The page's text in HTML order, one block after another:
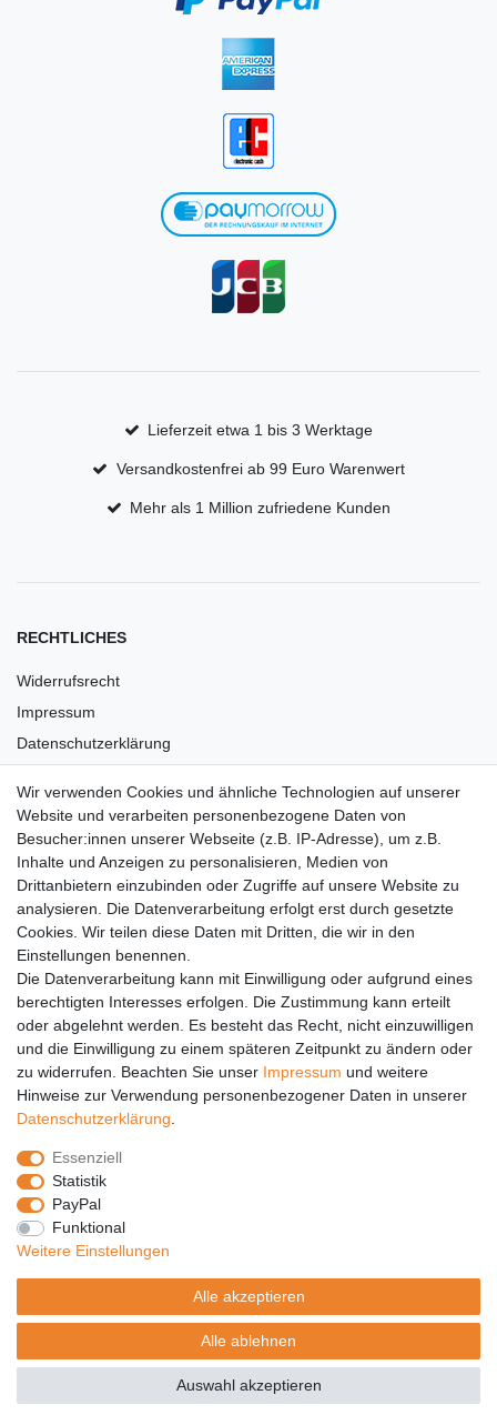
Lieferzeit etwa 1 bis 3 Werktage
Versandkostenfrei ab 99 Euro Warenwert
Mehr als 1 Million zufriedene Kunden
RECHTLICHES
Widerrufsrecht
Impressum
Datenschutzerklärung
Versandkosten
Barrierefreiheit
Anleitungen
Vertrag widerrufen
PARTNER
DHL
GLS
PaketPLUS
SPONSORING
Malchower SV 90
Malchower Wölfe
ZERTIFIKATE
Händlerbund
Trusted Shops
Wir verwenden Cookies und ähnliche Technologien auf unserer
Website und verarbeiten personenbezogene Daten von
Besucher:innen unserer Webseite (z.B. IP-Adresse), um z.B.
Inhalte und Anzeigen zu personalisieren, Medien von
Drittanbietern einzubinden oder Zugriffe auf unsere Website zu
analysieren. Die Datenverarbeitung erfolgt erst durch gesetzte
Cookies. Wir teilen diese Daten mit Dritten, die wir in den
Einstellungen benennen.
Die Datenverarbeitung kann mit Einwilligung oder aufgrund eines
berechtigten Interesses erfolgen. Die Zustimmung kann erteilt
oder abgelehnt werden. Es besteht das Recht, nicht einzuwilligen
und die Einwilligung zu einem späteren Zeitpunkt zu ändern oder
zu widerrufen. Beachten Sie unser Impressum und weitere
Hinweise zur Verwendung personenbezogener Daten in unserer
Daten­schutz­erklärung
Essenziell
Statistik
PayPal
Funktional
Weitere Einstellungen
Alle akzeptieren
Alle ablehnen
Auswahl akzeptieren